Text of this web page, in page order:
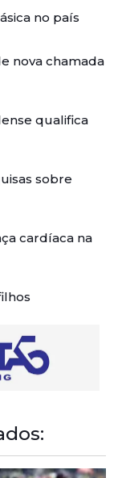
no país
nova chamada
qualifica
sobre
cardíaca na